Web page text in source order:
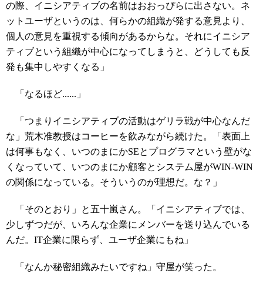
の際、イニシアティブの名前はおおっぴらに出さない。ネ
ットユーザというのは、何らかの組織が発する意見より、
個人の意見を重視する傾向があるからな。それにイニシア
ティブという組織が中心になってしまうと、どうしても反
発も集中しやすくなる」
「なるほど......」
「つまりイニシアティブの活動はゲリラ戦が中心なんだ
な」荒木准教授はコーヒーを飲みながら続けた。「表面上
は何事もなく、いつのまにかSEとプログラマという壁がな
くなっていて、いつのまにか顧客とシステム屋がWIN-WIN
の関係になっている。そういうのが理想だ。な？」
「そのとおり」と五十嵐さん。「イニシアティブでは、
少しずつだが、いろんな企業にメンバーを送り込んでいる
んだ。IT企業に限らず、ユーザ企業にもね」
「なんか秘密組織みたいですね」守屋が笑った。